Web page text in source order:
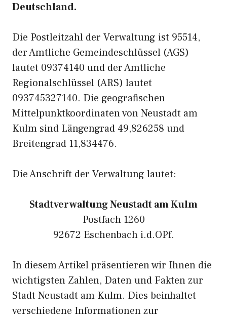
Deutschland.
Die Postleitzahl der Verwaltung ist 95514,
der Amtliche Gemeindeschlüssel (AGS)
lautet 09374140 und der Amtliche
Regionalschlüssel (ARS) lautet
093745327140. Die geografischen
Mittelpunktkoordinaten von Neustadt am
Kulm sind Längengrad 49,826258 und
Breitengrad 11,834476.
Die Anschrift der Verwaltung lautet:
Stadtverwaltung Neustadt am Kulm
Postfach 1260
92672 Eschenbach i.d.OPf.
In diesem Artikel präsentieren wir Ihnen die
wichtigsten Zahlen, Daten und Fakten zur
Stadt Neustadt am Kulm. Dies beinhaltet
verschiedene Informationen zur